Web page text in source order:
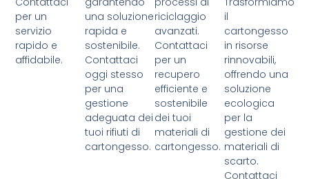
per un
servizio
rapido e
affidabile.
una soluzione
rapida e
sostenibile.
Contattaci
oggi stesso
per una
gestione
adeguata dei
tuoi rifiuti di
cartongesso.
riciclaggio
avanzati.
Contattaci
per un
recupero
efficiente e
sostenibile
dei tuoi
materiali di
cartongesso.
il
cartongesso
in risorse
rinnovabili,
offrendo una
soluzione
ecologica
per la
gestione dei
materiali di
scarto.
Contattaci